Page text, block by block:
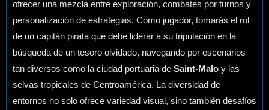
ofrecer una mezcla entre exploración, combates por turnos y
personalización de estrategias. Como jugador, tomarás el rol
de un capitán pirata que debe liderar a su tripulación en la
búsqueda de un tesoro olvidado, navegando por escenarios
tan diversos como la ciudad portuaria de Saint-Malo y las
selvas tropicales de Centroamérica. La diversidad de
entornos no solo ofrece variedad visual, sino también desafíos